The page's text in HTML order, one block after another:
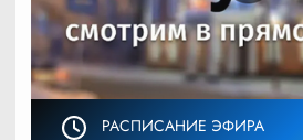
РАСПИСАНИЕ ЭФИРА